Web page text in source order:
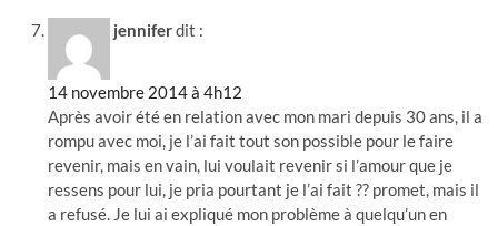
jenniferdit :
14 novembre 2014 à 4h12
Après avoir été en relation avec mon mari depuis 30 ans, il a
rompu avec moi, je l’ai fait tout son possible pour le faire
revenir, mais en vain, lui voulait revenir si l’amour que je
ressens pour lui, je pria pourtant je l’ai fait ?? promet, mais il
a refusé. Je lui ai expliqué mon problème à quelqu’un en